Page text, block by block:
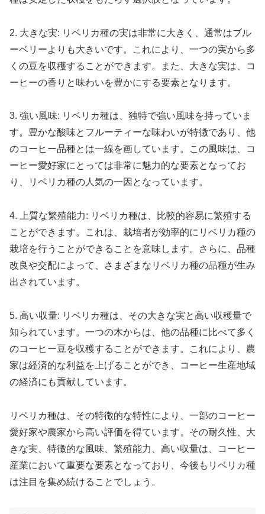
2. 大きな実: リベリカ種の実は非常に大きく、通常はブル
ーベリーよりも大きいです。これにより、一つの実から多
くの豆を収穫することができます。また、大きな実は、コ
ーヒーの香りと味わいを豊かにする要素となります。
3. 強い風味: リベリカ種は、独特で強い風味を持っていま
す。豊かな酸味とフルーティーな味わいが特徴であり、他
のコーヒー品種とは一線を画しています。この風味は、コ
ーヒー愛好家にとっては非常に魅力的な要素となってお
り、リベリカ種の人気の一因となっています。
4. 上質な繁殖能力: リベリカ種は、比較的容易に繁殖する
ことができます。これは、栽培者が効率的にリベリカ種の
栽培を行うことができることを意味します。さらに、品種
改良や交配によって、さまざまなリベリカ種の品種が生み
出されています。
5. 高い収量: リベリカ種は、その大きな実と高い収穫量で
知られています。一つの木からは、他の品種に比べて多く
のコーヒー豆を収穫することができます。これにより、農
家は経済的な利益を上げることができ、コーヒー生産地域
の経済にも貢献しています。
リベリカ種は、その特徴的な特性により、一部のコーヒー
愛好家や農家から高い評価を得ています。その耐久性、大
きな実、特徴的な風味、繁殖能力、高い収量は、コーヒー
産業において重要な要素となっており、今後もリベリカ種
は注目を集め続けることでしょう。